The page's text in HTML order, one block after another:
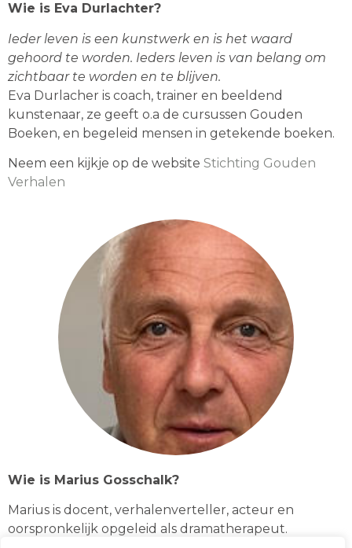
Wie is Eva Durlachter?
Ieder leven is een kunstwerk en is het waard
gehoord te worden. Ieders leven is van belang om
zichtbaar te worden en te blijven.
Eva Durlacher is coach, trainer en beeldend
kunstenaar, ze geeft o.a de cursussen Gouden
Boeken, en begeleid mensen in getekende boeken.
Neem een kijkje op de website Stichting Gouden
Verhalen
Wie is Marius Gosschalk?
Marius is docent, verhalenverteller, acteur en
oorspronkelijk opgeleid als dramatherapeut.